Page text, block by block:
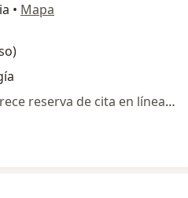
• Mapa
Este especialista no ofrece reserva de cita en línea en esta dirección.